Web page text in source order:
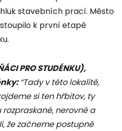
stavebních prací. Město
k první etapě
PRO STUDÉNKU),
“Tady v této lokalitě,
si ten hřbitov, ty
nerovné a
že začneme postupně